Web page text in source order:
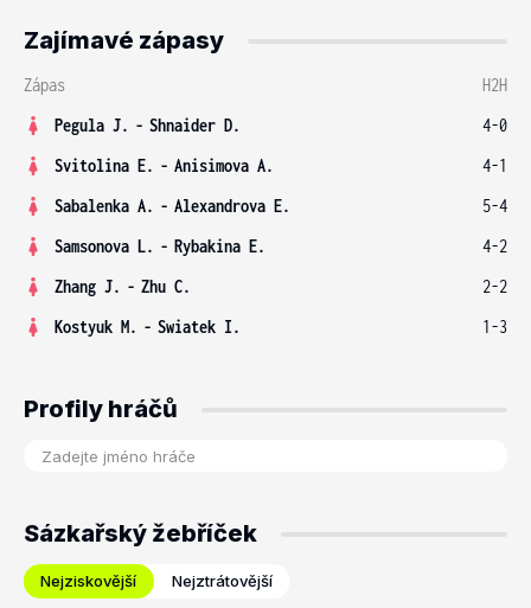
Zajímavé zápasy
Zápas
H2H
Pegula J. - Shnaider D.
4-0
Svitolina E. - Anisimova A.
4-1
Sabalenka A. - Alexandrova E.
5-4
Samsonova L. - Rybakina E.
4-2
Zhang J. - Zhu C.
2-2
Kostyuk M. - Swiatek I. 1-3
Profily hráčů
Sázkařský žebříček
Nejziskovější Nejztrátovější